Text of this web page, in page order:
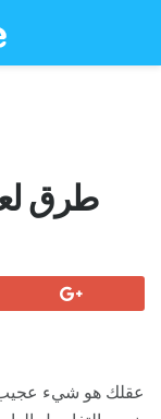
5 طرق
عقلك هو شيء عجيب ،